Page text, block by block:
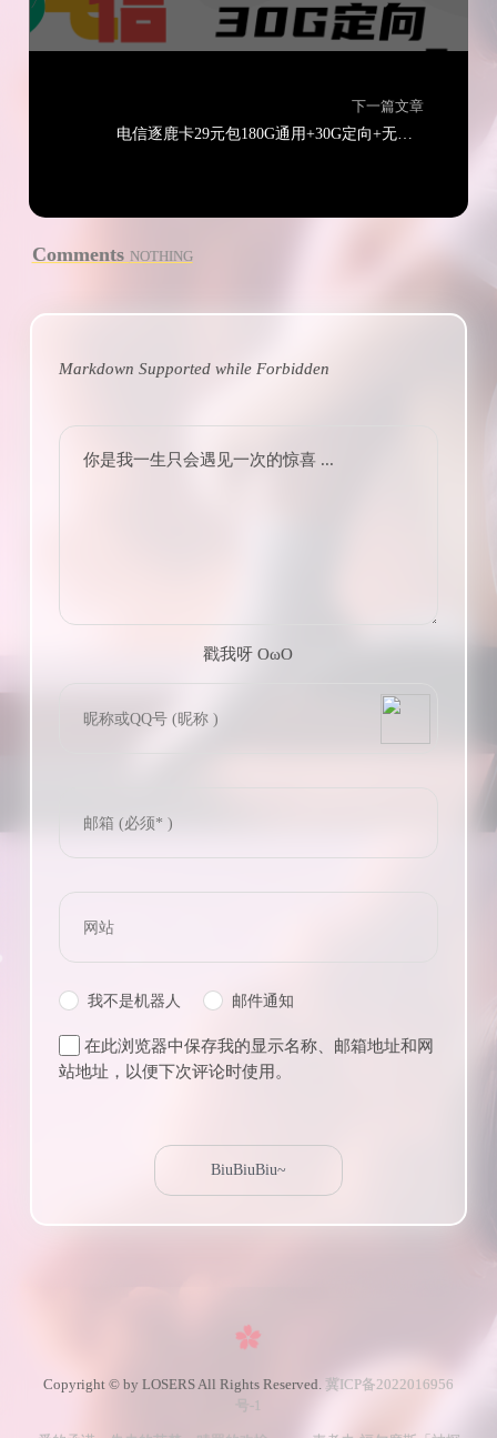
下一篇文章
电信逐鹿卡29元包180G通用+30G定向+无语音功能
Comments NOTHING
Markdown Supported while Forbidden
你是我一生只会遇见一次的惊喜 ...
戳我呀 OωO
Tieba
我不是机器人 邮件通知
在此浏览器中保存我的显示名称、邮箱地址和网
站地址，以便下次评论时使用。
Copyright © by LOSERS All Rights Reserved. 冀ICP备2022016956
号-1